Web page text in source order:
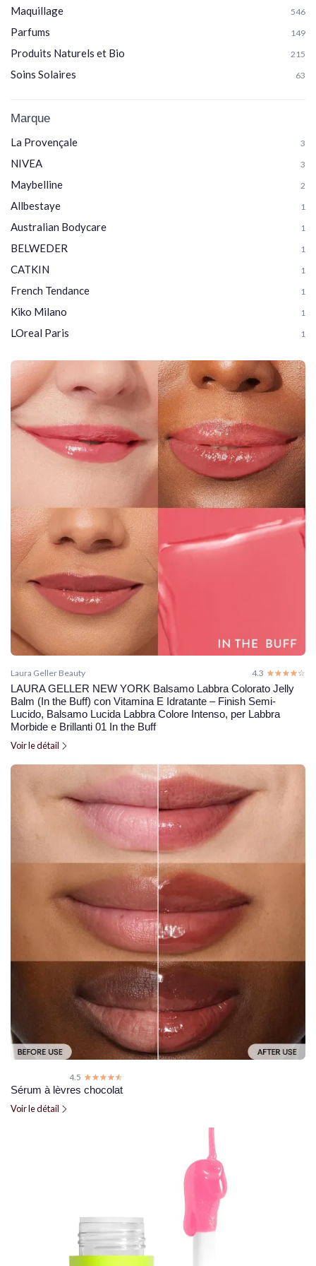
Maquillage 546
Parfums 149
Produits Naturels et Bio 215
Soins Solaires 63
Marque
La Provençale 3
NIVEA 3
Maybelline 2
Allbestaye 1
Australian Bodycare 1
BELWEDER 1
CATKIN 1
French Tendance 1
Kiko Milano 1
LOreal Paris 1
Laura Geller Beauty 4.3 ☆☆☆☆☆
★★★★★
LAURA GELLER NEW YORK Balsamo Labbra Colorato Jelly
Balm (In the Buff) con Vitamina E Idratante – Finish Semi-
Lucido, Balsamo Lucida Labbra Colore Intenso, per Labbra
Morbide e Brillanti 01 In the Buff
Voir le détail
4.5 ☆☆☆☆☆
★★★★★
Sérum à lèvres chocolat
Voir le détail